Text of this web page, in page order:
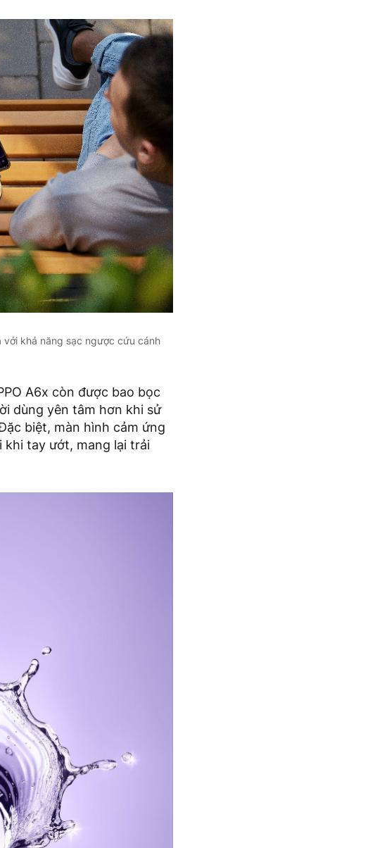
khả năng sạc ngược cứu cánh
A6x còn được bao bọc
dùng yên tâm hơn khi sử
biệt, màn hình cảm ứng
khi tay ướt, mang lại trải